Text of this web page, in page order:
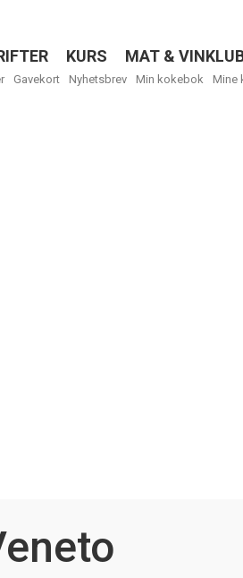
KURS MAT &
Gavekort Nyhetsbrev Min kokebok Mine